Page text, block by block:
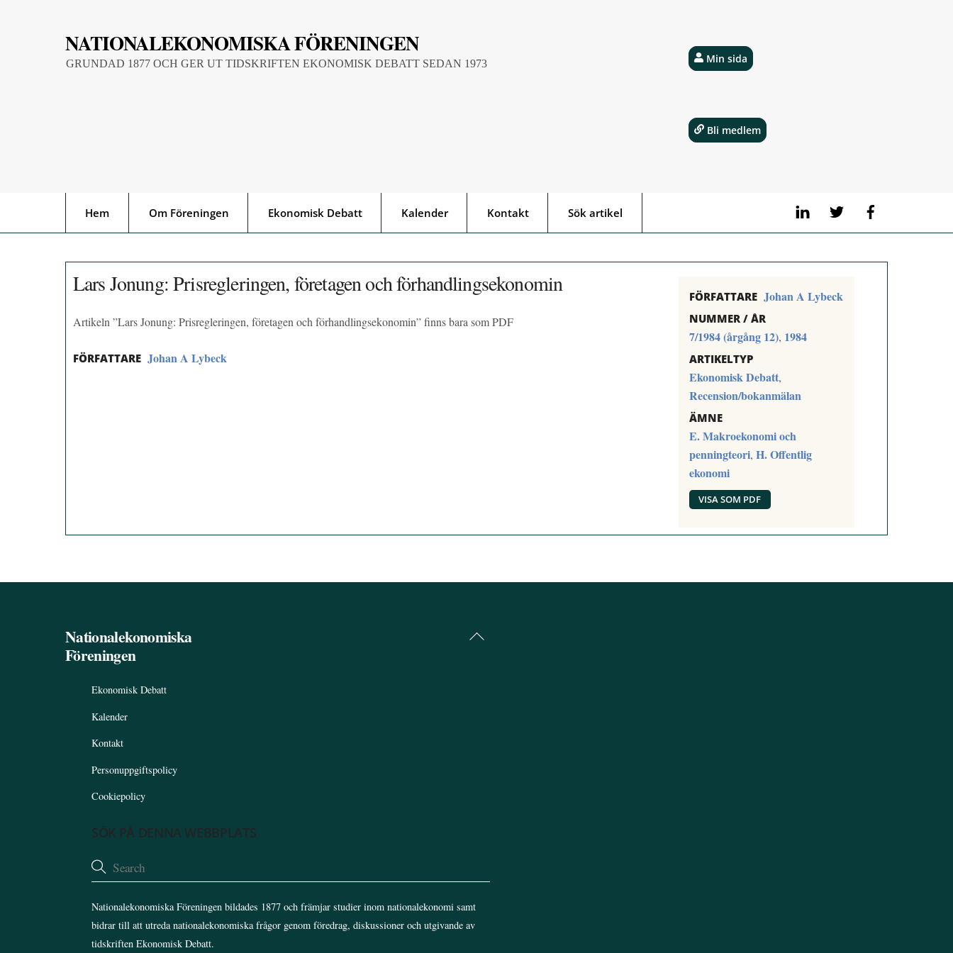
NATIONALEKONOMISKA FÖRENINGEN
GRUNDAD 1877 OCH GER UT TIDSKRIFTEN EKONOMISK DEBATT SEDAN 1973
LinkedIn Twitter
Hem Om Föreningen Ekonomisk Debatt Kalender Kontakt Sök artikel
Min sida
Bli medlem
Lars Jonung: Prisregleringen, företagen och förhandlingsekonomin
Artikeln ”Lars Jonung: Prisregleringen, företagen och förhandlingsekonomin” finns bara som PDF
FÖRFATTARE Johan A Lybeck
FÖRFATTARE Johan A Lybeck
NUMMER / ÅR
7/1984 (årgång 12), 1984
ARTIKELTYP
Ekonomisk Debatt,
Recension/bokanmälan
ÄMNE
E. Makroekonomi och
penningteori, H. Offentlig
ekonomi
VISA SOM PDF
Back
Nationalekonomiska
Föreningen
Ekonomisk Debatt
Kalender
Kontakt
Personuppgiftspolicy
Cookiepolicy
SÖK PÅ DENNA WEBBPLATS
Nationalekonomiska Föreningen bildades 1877 och främjar studier inom nationalekonomi samt
bidrar till att utreda nationalekonomiska frågor genom föredrag, diskussioner och utgivande av
tidskriften Ekonomisk Debatt.